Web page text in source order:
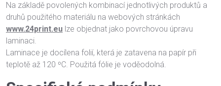
Na základě povolených kombinací jednotlivých produktů a
druhů použitého materiálu na webových stránkách
www.24print.eu lze objednat jako povrchovou úpravu
laminaci.
Laminace je docílena folií, která je zatavena na papír při
teplotě až 120 ºC. Použitá fólie je voděodolná.